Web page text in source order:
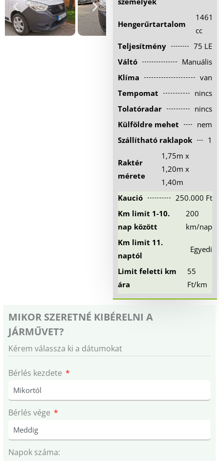
Hűtőautó bérlés
Feltételek
Szolgáltatások
Gy.i.k.
Kapcsolat
Hengerűrtartalom
1461
cc
Teljesítmény
75 LE
Váltó
Manuális
Klíma
van
Tempomat
nincs
Tolatóradar
nincs
Külföldre mehet
nem
Szállítható raklapok
1
Raktér
mérete
1,75m x
1,20m x
1,40m
Kaució
250.000 Ft
Km limit 1-10.
nap között
200
km/nap
Km limit 11.
naptól
Egyedi
Limit feletti km
ára
55
Ft/km
MIKOR SZERETNÉ KIBÉRELNI A
JÁRMŰVET?
Kérem válassza ki a dátumokat
Bérlés kezdete
Bérlés vége
Napok száma: